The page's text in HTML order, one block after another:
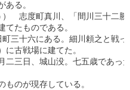
る。
　志度町真川、「間川三十二
たものである。
三十六にある。細川頼之と戦
古戦場に建てた。
三日、城山没。七五歳であっ
のが現存している。